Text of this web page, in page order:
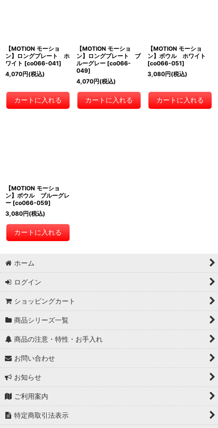
【MOTION モーショ
ン】ロングプレート ホ
ワイト [co066-041]
4,070円(税込)
カートに入れる
【MOTION モーショ
ン】ロングプレート ブ
ルーグレー [co066-
049]
4,070円(税込)
カートに入れる
【MOTION モーショ
ン】ボウル ホワイト
[co066-051]
3,080円(税込)
カートに入れる
【MOTION モーショ
ン】ボウル ブルーグレ
ー [co066-059]
3,080円(税込)
カートに入れる
ホーム
ログイン
ショッピングカート
商品シリーズ一覧
商品の注意・特性・お手入れ
お問い合わせ
お知らせ
ご利用案内
特定商取引法表示